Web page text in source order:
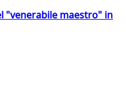
"venerabile maestro" in